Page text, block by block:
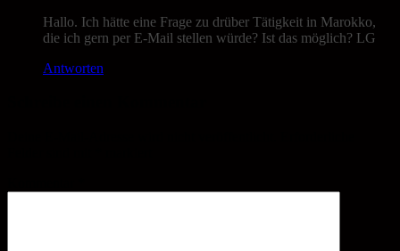
Hallo. Ich hätte eine Frage zu drüber Tätigkeit in Marokko,
die ich gern per E-Mail stellen würde? Ist das möglich? LG
Antworten